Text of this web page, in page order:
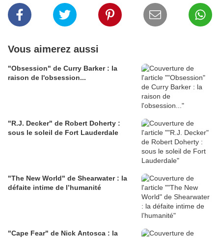
Vous aimerez aussi
"Obsession" de Curry Barker : la
raison de l'obsession...
"R.J. Decker" de Robert Doherty :
sous le soleil de Fort Lauderdale
"The New World" de Shearwater : la
défaite intime de l’humanité
"Cape Fear" de Nick Antosca : la